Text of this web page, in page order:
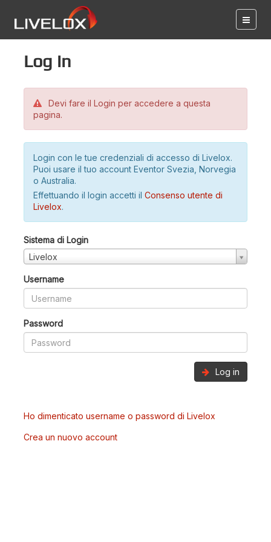
Log in
Devi fare il Login per accedere a questa
pagina.
Login con le tue credenziali di accesso di Livelox.
Puoi usare il tuo account Eventor Svezia, Norvegia
o Australia.
Effettuando il login accetti il Consenso utente di
Livelox.
Sistema di Login
Livelox
Username
Password
Log in
Ho dimenticato username o password di Livelox
Crea un nuovo account